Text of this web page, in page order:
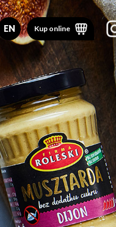
EN Kup online